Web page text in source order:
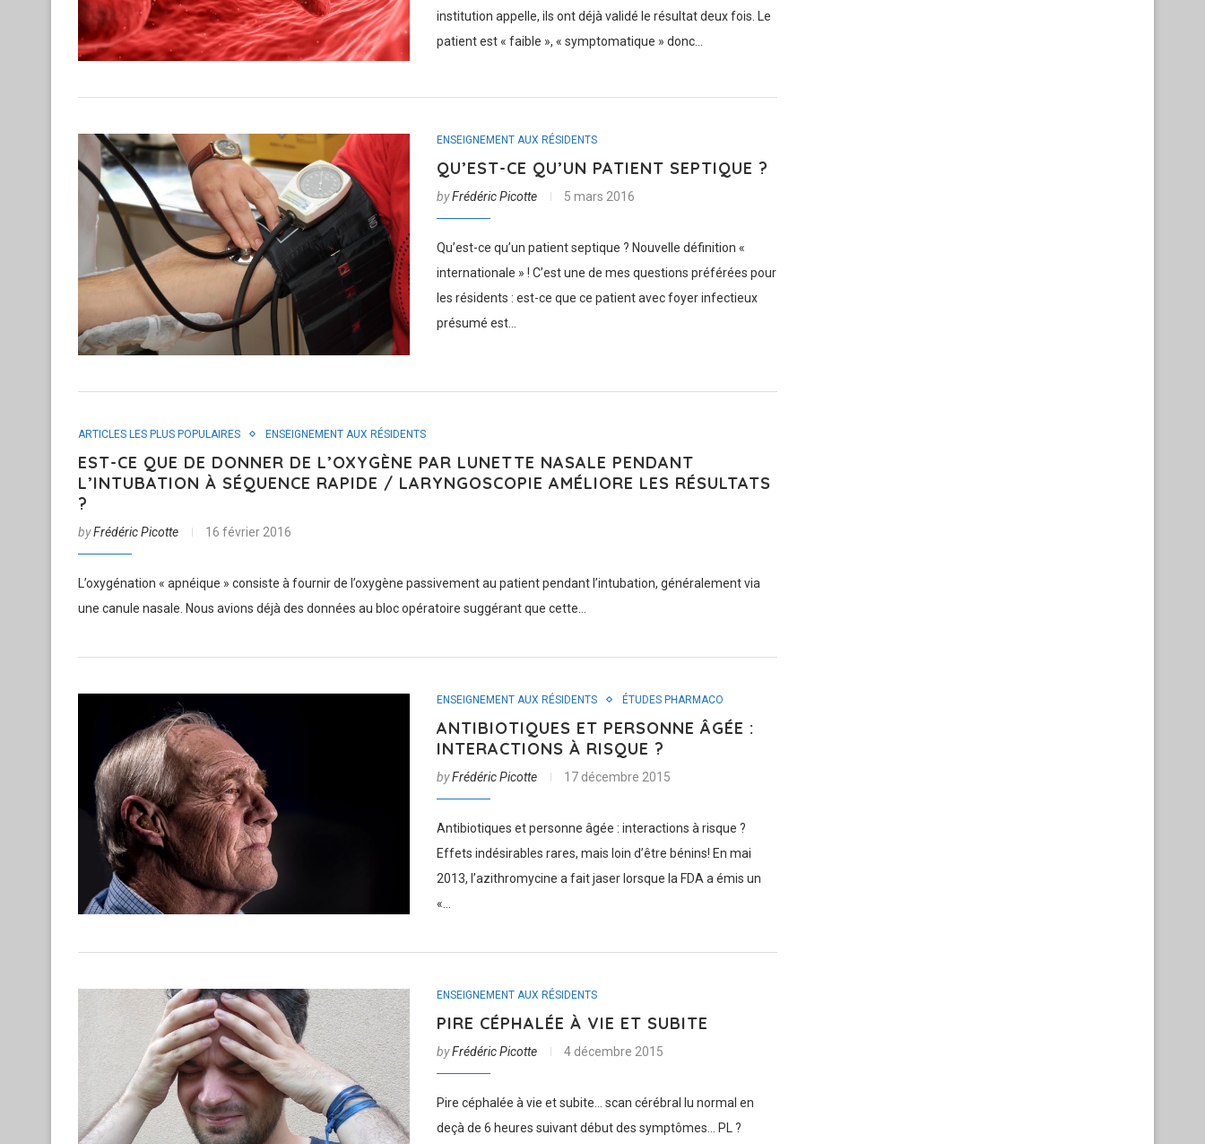
institution appelle, ils ont déjà validé le résultat deux fois. Le
patient est « faible », « symptomatique » donc…
ENSEIGNEMENT AUX RÉSIDENTS
QU’EST-CE QU’UN PATIENT SEPTIQUE ?
byFrédéric Picotte 5 mars 2016
Qu’est-ce qu’un patient septique ? Nouvelle définition «
internationale » ! C’est une de mes questions préférées pour
les résidents : est-ce que ce patient avec foyer infectieux
présumé est…
ARTICLES LES PLUS POPULAIRES ENSEIGNEMENT AUX RÉSIDENTS
EST-CE QUE DE DONNER DE L’OXYGÈNE PAR LUNETTE NASALE PENDANT
L’INTUBATION À SÉQUENCE RAPIDE / LARYNGOSCOPIE AMÉLIORE LES RÉSULTATS
?
byFrédéric Picotte 16 février 2016
L’oxygénation « apnéique » consiste à fournir de l’oxygène passivement au patient pendant l’intubation, généralement via
une canule nasale. Nous avions déjà des données au bloc opératoire suggérant que cette…
ENSEIGNEMENT AUX RÉSIDENTS ÉTUDES PHARMACO
ANTIBIOTIQUES ET PERSONNE ÂGÉE :
INTERACTIONS À RISQUE ?
byFrédéric Picotte 17 décembre 2015
Antibiotiques et personne âgée : interactions à risque ?
Effets indésirables rares, mais loin d’être bénins! En mai
2013, l’azithromycine a fait jaser lorsque la FDA a émis un
«…
ENSEIGNEMENT AUX RÉSIDENTS
PIRE CÉPHALÉE À VIE ET SUBITE
byFrédéric Picotte 4 décembre 2015
Pire céphalée à vie et subite… scan cérébral lu normal en
deçà de 6 heures suivant début des symptômes… PL ?